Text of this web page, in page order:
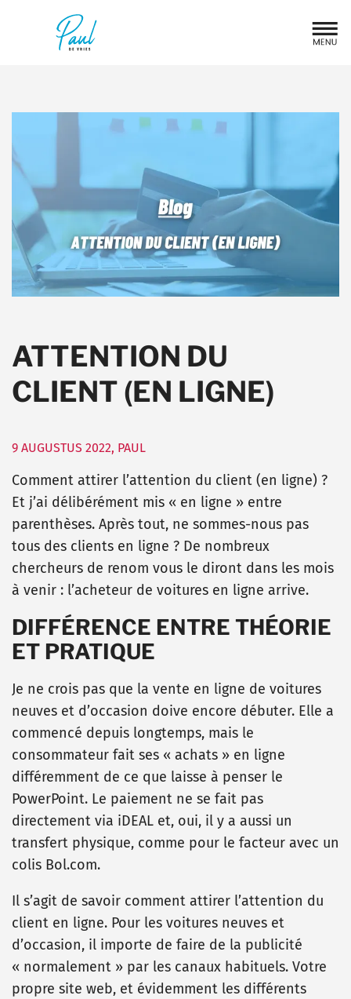
ATTENTION DU
CLIENT (EN LIGNE)
9 AUGUSTUS 2022, PAUL
Comment attirer l’attention du client (en ligne) ?
Et j’ai délibérément mis « en ligne » entre
parenthèses. Après tout, ne sommes-nous pas
tous des clients en ligne ? De nombreux
chercheurs de renom vous le diront dans les mois
à venir : l’acheteur de voitures en ligne arrive.
DIFFÉRENCE ENTRE THÉORIE
ET PRATIQUE
Je ne crois pas que la vente en ligne de voitures
neuves et d’occasion doive encore débuter. Elle a
commencé depuis longtemps, mais le
consommateur fait ses « achats » en ligne
différemment de ce que laisse à penser le
PowerPoint. Le paiement ne se fait pas
directement via iDEAL et, oui, il y a aussi un
transfert physique, comme pour le facteur avec un
colis Bol.com.
Il s’agit de savoir comment attirer l’attention du
client en ligne. Pour les voitures neuves et
d’occasion, il importe de faire de la publicité
« normalement » par les canaux habituels. Votre
propre site web, et évidemment les différents